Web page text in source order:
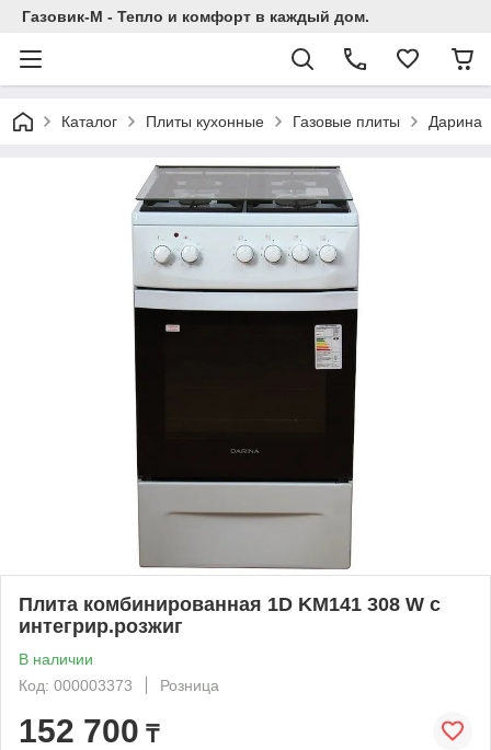
Газовик-М - Тепло и комфорт в каждый дом.
Каталог Плиты кухонные Газовые плиты Дарина
Плита комбинированная 1D KM141 308 W с
интегрир.розжиг
В наличии
Код: 000003373
Розница
152 700 ₸